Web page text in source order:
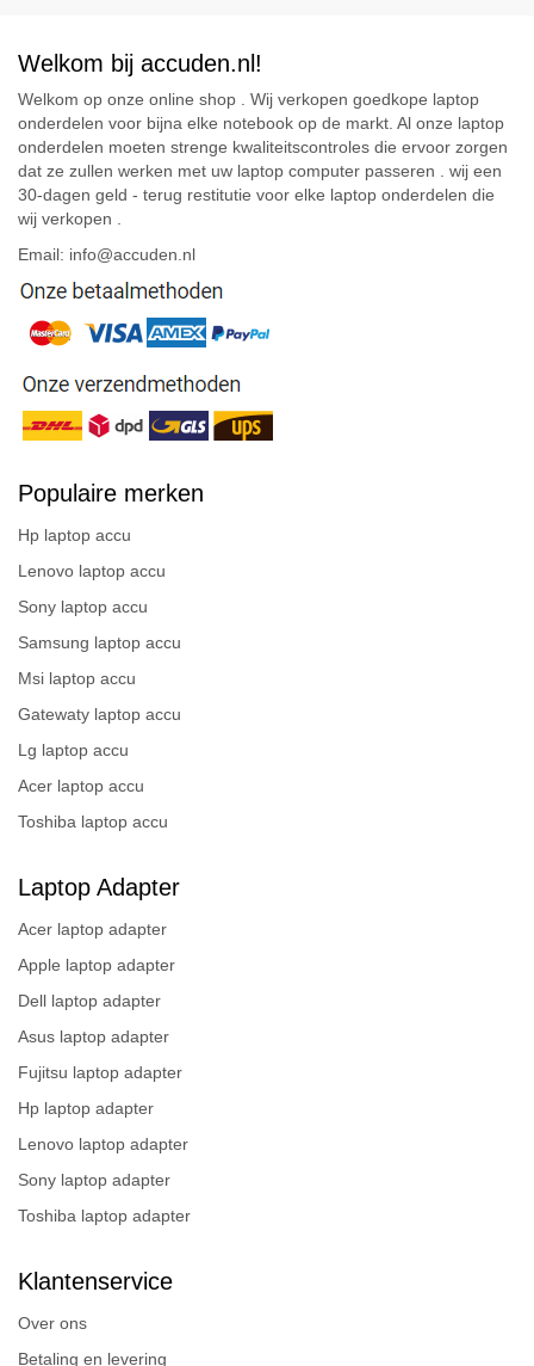
Welkom bij accuden.nl!
Welkom op onze online shop . Wij verkopen goedkope laptop
onderdelen voor bijna elke notebook op de markt. Al onze laptop
onderdelen moeten strenge kwaliteitscontroles die ervoor zorgen
dat ze zullen werken met uw laptop computer passeren . wij een
30-dagen geld - terug restitutie voor elke laptop onderdelen die
wij verkopen .
Email: info@accuden.nl
Populaire merken
Hp laptop accu
Lenovo laptop accu
Sony laptop accu
Samsung laptop accu
Msi laptop accu
Gatewaty laptop accu
Lg laptop accu
Acer laptop accu
Toshiba laptop accu
Laptop Adapter
Acer laptop adapter
Apple laptop adapter
Dell laptop adapter
Asus laptop adapter
Fujitsu laptop adapter
Hp laptop adapter
Lenovo laptop adapter
Sony laptop adapter
Toshiba laptop adapter
Klantenservice
Over ons
Betaling en levering